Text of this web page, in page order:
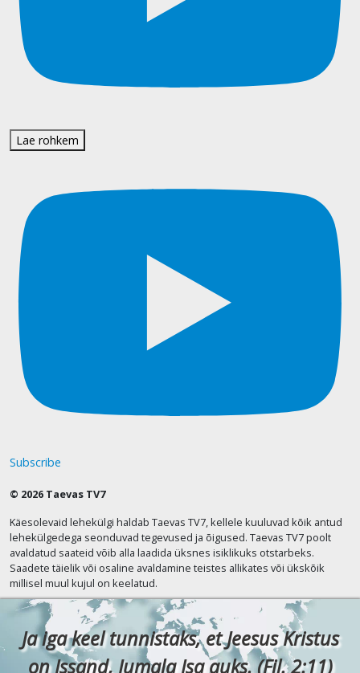
Lae rohkem
Subscribe
© 2026 Taevas TV7
Käesolevaid lehekülgi haldab Taevas TV7, kellele kuuluvad kõik antud
lehekülgedega seonduvad tegevused ja õigused. Taevas TV7 poolt
avaldatud saateid võib alla laadida üksnes isiklikuks otstarbeks.
Saadete täielik või osaline avaldamine teistes allikates või ükskõik
millisel muul kujul on keelatud.
Ja iga keel tunnistaks, et Jeesus Kristus
on Issand, Jumala Isa auks. (Fil. 2:11)